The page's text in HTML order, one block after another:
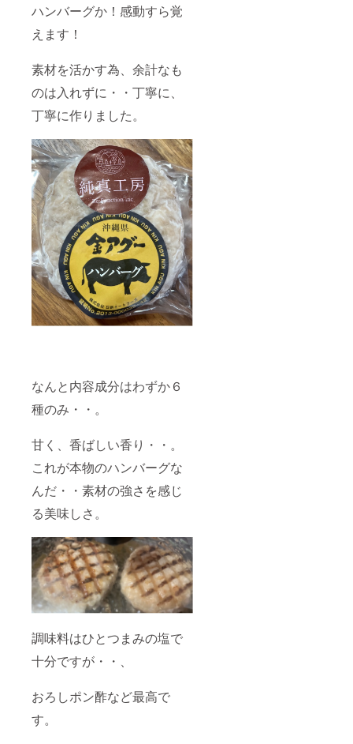
ハンバーグか！感動すら覚
えます！
素材を活かす為、余計なも
のは入れずに・・丁寧に、
丁寧に作りました。
なんと内容成分はわずか６
種のみ・・。
甘く、香ばしい香り・・。
これが本物のハンバーグな
んだ・・素材の強さを感じ
る美味しさ。
調味料はひとつまみの塩で
十分ですが・・、
おろしポン酢など最高で
す。